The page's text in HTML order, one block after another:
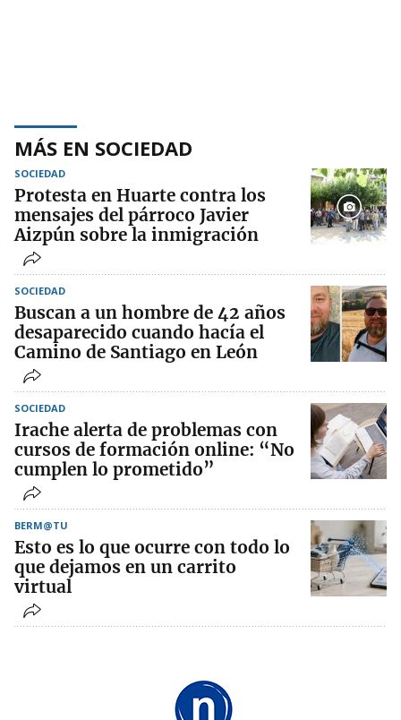
MÁS EN SOCIEDAD
SOCIEDAD
Protesta en Huarte contra los
mensajes del párroco Javier
Aizpún sobre la inmigración
SOCIEDAD
Buscan a un hombre de 42 años
desaparecido cuando hacía el
Camino de Santiago en León
SOCIEDAD
Irache alerta de problemas con
cursos de formación online: “No
cumplen lo prometido”
BERM@TU
Esto es lo que ocurre con todo lo
que dejamos en un carrito
virtual